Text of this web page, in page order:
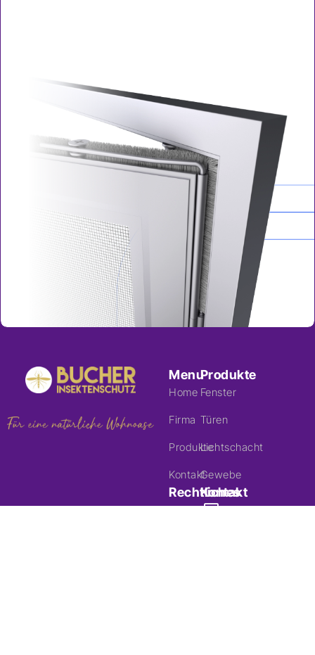
Menu
Home
Firma
Produkte
Kontakt
Produkte
Fenster
Türen
Lichtschacht
Gewebe
Rechtliches
Impressum
Kontakt